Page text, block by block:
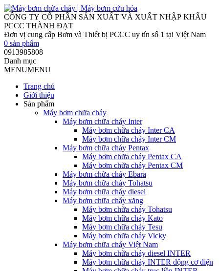
0 sản phẩm
0913985808
Danh mục
MENUMENU
Trang chủ
Giới thiệu
Sản phẩm
Máy bơm chữa cháy
Máy bơm chữa cháy Inter
Máy bơm chữa cháy Inter CA
Máy bơm chữa cháy Inter CM
Máy bơm chữa cháy Pentax
Máy bơm chữa cháy Pentax CA
Máy bơm chữa cháy Pentax CM
Máy bơm chữa cháy Ebara
Máy bơm chữa cháy Tohatsu
Máy bơm chữa cháy diesel
Máy bơm chữa cháy xăng
Máy bơm chữa cháy Tohatsu
Máy bơm chữa cháy Kato
Máy bơm chữa cháy Tesu
Máy bơm chữa cháy Vicky
Máy bơm chữa cháy Việt Nam
Máy bơm chữa cháy diesel INTER
Máy bơm chữa cháy INTER động cơ điện